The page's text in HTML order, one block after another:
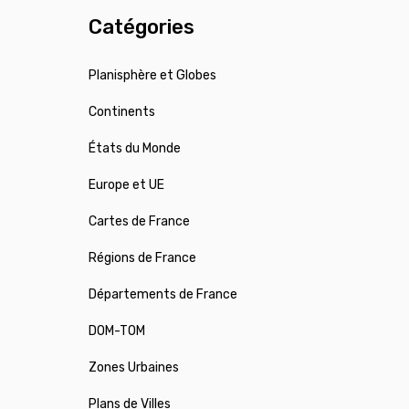
Catégories
Planisphère et Globes
Continents
États du Monde
Europe et UE
Cartes de France
Régions de France
Départements de France
DOM-TOM
Zones Urbaines
Plans de Villes